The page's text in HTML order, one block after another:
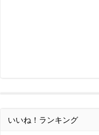
いいね！ランキング